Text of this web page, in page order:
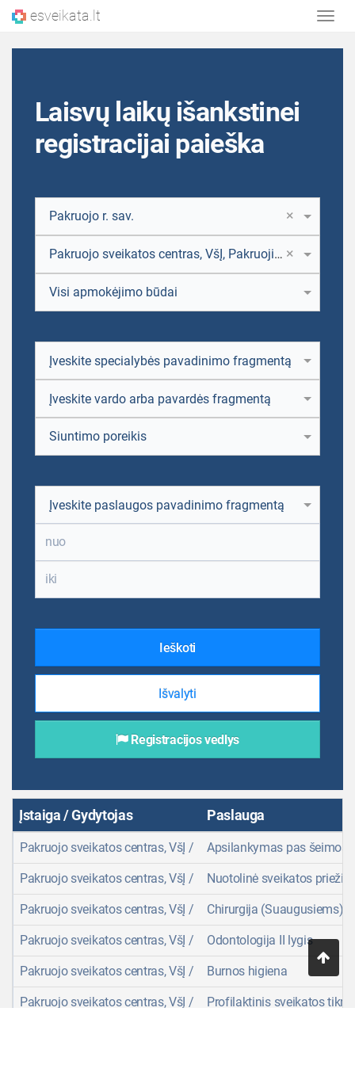
esveikata.lt
Laisvų laikų išankstinei
registracijai paieška
Pakruojo r. sav. ×
Pakruojo sveikatos centras, VšĮ, Pakruojis, J. Basanavičiaus g. 4 ×
Visi apmokėjimo būdai
Įveskite specialybės pavadinimo fragmentą
Įveskite vardo arba pavardės fragmentą
Siuntimo poreikis
Įveskite paslaugos pavadinimo fragmentą
Ieškoti
Išvalyti
Registracijos vedlys
Įstaiga / Gydytojas Paslauga
Pakruojo sveikatos centras, VšĮ / Apsilankymas pas šeimos
Pakruojo sveikatos centras, VšĮ / Nuotolinė sveikatos
Pakruojo sveikatos centras, VšĮ / Chirurgija (Suaugusiems)
Pakruojo sveikatos centras, VšĮ / Odontologija II lygis
Pakruojo sveikatos centras, VšĮ / Burnos higiena
Pakruojo sveikatos centras, VšĮ / Profilaktinis sveikatos
Į